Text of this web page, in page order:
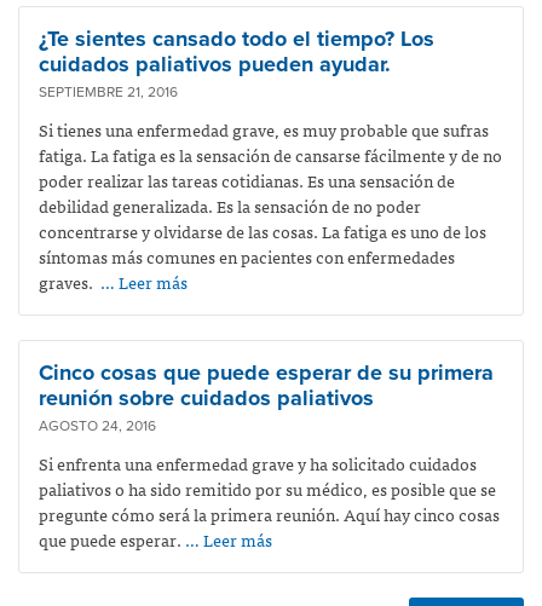
¿Te sientes cansado todo el tiempo? Los
cuidados paliativos pueden ayudar.
SEPTIEMBRE 21, 2016
Si tienes una enfermedad grave, es muy probable que sufras
fatiga. La fatiga es la sensación de cansarse fácilmente y de no
poder realizar las tareas cotidianas. Es una sensación de
debilidad generalizada. Es la sensación de no poder
concentrarse y olvidarse de las cosas. La fatiga es uno de los
síntomas más comunes en pacientes con enfermedades
graves. … Leer más
Cinco cosas que puede esperar de su primera
reunión sobre cuidados paliativos
AGOSTO 24, 2016
Si enfrenta una enfermedad grave y ha solicitado cuidados
paliativos o ha sido remitido por su médico, es posible que se
pregunte cómo será la primera reunión. Aquí hay cinco cosas
que puede esperar. … Leer más